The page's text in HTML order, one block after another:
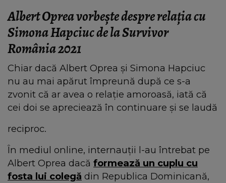
Albert Oprea vorbește despre relația cu
Simona Hapciuc de la Survivor
România 2021
Chiar dacă Albert Oprea și Simona Hapciuc
nu au mai apărut împreună după ce s-a
zvonit că ar avea o relație amoroasă, iată că
cei doi se apreciează în continuare și se laudă
reciproc.
În mediul online, internauții l-au întrebat pe
Albert Oprea dacă formează un cuplu cu
fosta lui colegă din Republica Dominicană,